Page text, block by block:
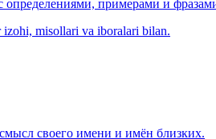
определениями, примерами и
misollari va iboralari bilan.
своего имени и имён близких.